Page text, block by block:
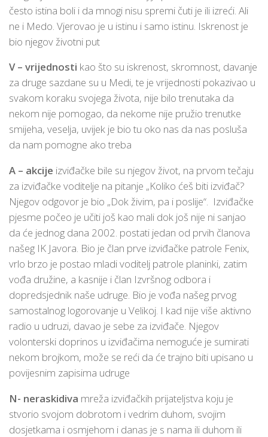
često istina boli i da mnogi nisu spremi čuti je ili izreći. Ali
ne i Medo. Vjerovao je u istinu i samo istinu. Iskrenost je
bio njegov životni put
V – vrijednosti kao što su iskrenost, skromnost, davanje
za druge sazdane su u Medi, te je vrijednosti pokazivao u
svakom koraku svojega života, nije bilo trenutaka da
nekom nije pomogao, da nekome nije pružio trenutke
smijeha, veselja, uvijek je bio tu oko nas da nas posluša
da nam pomogne ako treba
A – akcije izviđačke bile su njegov život, na prvom tečaju
za izviđačke voditelje na pitanje „Koliko ćeš biti izviđač?
Njegov odgovor je bio „Dok živim, pa i poslije“. Izviđačke
pjesme počeo je učiti još kao mali dok još nije ni sanjao
da će jednog dana 2002. postati jedan od prvih članova
našeg IK Javora. Bio je član prve izviđačke patrole Fenix,
vrlo brzo je postao mladi voditelj patrole planinki, zatim
vođa družine, a kasnije i član Izvršnog odbora i
dopredsjednik naše udruge. Bio je vođa našeg prvog
samostalnog logorovanje u Velikoj. I kad nije više aktivno
radio u udruzi, davao je sebe za izviđače. Njegov
volonterski doprinos u izviđačima nemoguće je sumirati
nekom brojkom, može se reći da će trajno biti upisano u
povijesnim zapisima udruge
N- neraskidiva mreža izviđačkih prijateljstva koju je
stvorio svojom dobrotom i vedrim duhom, svojim
dosjetkama i osmjehom i danas je s nama ili duhom ili